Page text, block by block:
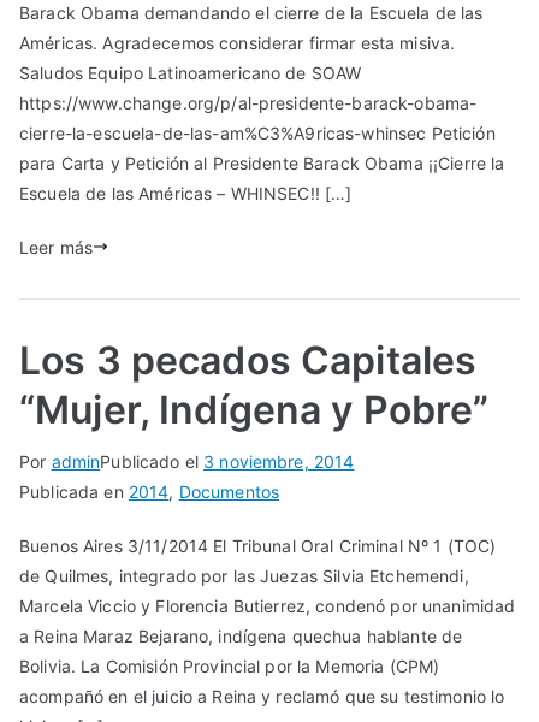
Barack Obama demandando el cierre de la Escuela de las
Américas. Agradecemos considerar firmar esta misiva.
Saludos Equipo Latinoamericano de SOAW
https://www.change.org/p/al-presidente-barack-obama-
cierre-la-escuela-de-las-am%C3%A9ricas-whinsec Petición
para Carta y Petición al Presidente Barack Obama ¡¡Cierre la
Escuela de las Américas – WHINSEC!! […]
Leer más
Los 3 pecados Capitales
“Mujer, Indígena y Pobre”
Por adminPublicado el 3 noviembre, 2014
Publicada en 2014, Documentos
Buenos Aires 3/11/2014 El Tribunal Oral Criminal Nº 1 (TOC)
de Quilmes, integrado por las Juezas Silvia Etchemendi,
Marcela Viccio y Florencia Butierrez, condenó por unanimidad
a Reina Maraz Bejarano, indígena quechua hablante de
Bolivia. La Comisión Provincial por la Memoria (CPM)
acompañó en el juicio a Reina y reclamó que su testimonio lo